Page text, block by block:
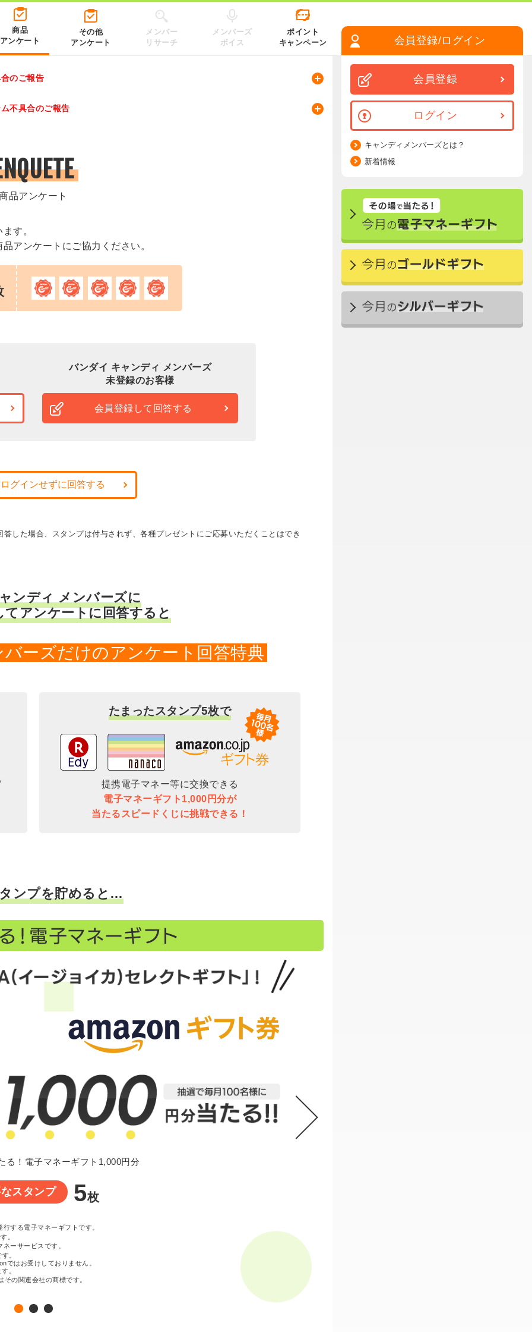
商品
アンケート
その他
アンケート
メンバー
リサーチ
メンバーズ
ボイス
ポイント
キャンペーン
のご報告
不具合のご報告
品アンケート
す。
アンケートにご協力ください。
バンダイ キャンディ メンバーズ
未登録のお客様
会員登録して回答する
グインせずに回答する
した場合、スタンプは付与されず、各種プレゼントにご応募いただくことはでき
ンディ メンバーズに
アンケートに回答すると
ーズだけのアンケート回答特典
たまったスタンプ5枚で
提携電子マネー等に交換できる
電子マネーギフト1,000円分が
当たるスピードくじに挑戦できる！
ンプを貯めると…
る！電子マネーギフト1,000円分
スタンプ 5枚
する電子マネーギフトです。
。
ーサービスです。
。
ではお受けしておりません。
。
の関連会社の商標です。
会員登録/ログイン
会員登録
ログイン
キャンディメンバーズとは？
新着情報